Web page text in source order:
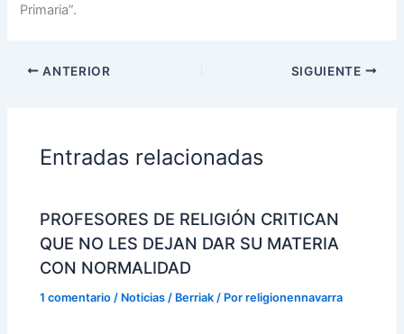
Primaria”.
ANTERIOR SIGUIENTE
Entradas relacionadas
PROFESORES DE RELIGIÓN CRITICAN
QUE NO LES DEJAN DAR SU MATERIA
CON NORMALIDAD
1 comentario / Noticias / Berriak / Porreligionennavarra